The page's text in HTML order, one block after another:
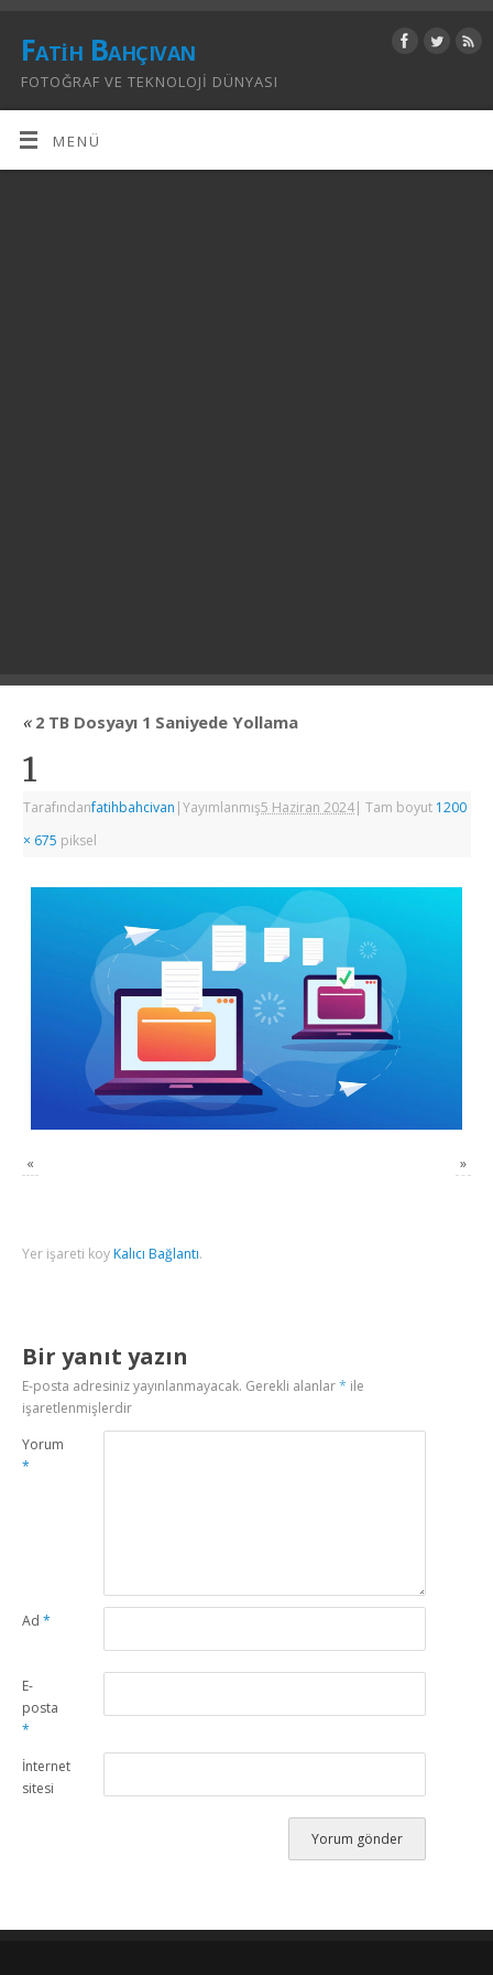
Fatih Bahçıvan
FOTOĞRAF VE TEKNOLOJI DÜNYASI
MENÜ
«2 TB Dosyayı 1 Saniyede Yollama
1
Tarafındanfatihbahcivan |Yayımlanmış5 Haziran 2024| Tam boyut 1200
× 675 piksel
« »
Yer işareti koy Kalıcı Bağlantı.
Bir yanıt yazın
E-posta adresiniz yayınlanmayacak. Gerekli alanlar* ile
işaretlenmişlerdir
Yorum
*
Ad*
E-
posta
*
İnternet
sitesi